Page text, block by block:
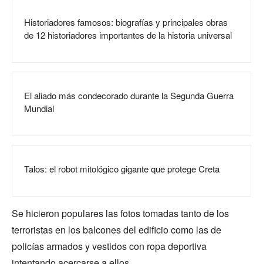
Historiadores famosos: biografías y principales obras
de 12 historiadores importantes de la historia universal
El aliado más condecorado durante la Segunda Guerra
Mundial
Talos: el robot mitológico gigante que protege Creta
Se hicieron populares las fotos tomadas tanto de los
terroristas en los balcones del edificio como las de
policías armados y vestidos con ropa deportiva